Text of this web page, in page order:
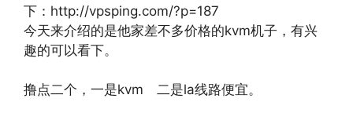
下：http://vpsping.com/?p=187
今天来介绍的是他家差不多价格的kvm机子，有兴
趣的可以看下。
撸点二个，一是kvm 二是la线路便宜。